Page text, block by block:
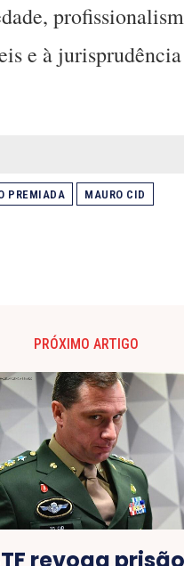
e à
PREMIADA
MAURO CID
PRÓXIMO ARTIGO